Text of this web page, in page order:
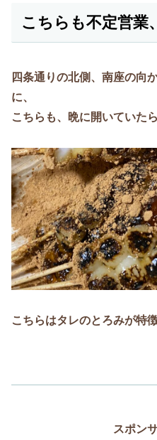
こちらも不定営業
四条通りの北側、南座の向
に、
こちらも、晩に開いていた
こちらはタレのとろみが特
スポン